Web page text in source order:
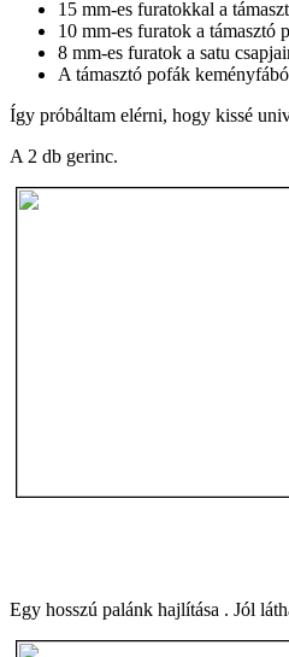
15 mm-es furatokkal a
10 mm-es furatok a támasztó
8 mm-es furatok a satu
A támasztó pofák
Így próbáltam elérni, hogy kissé
A 2 db gerinc.
Egy hosszú palánk hajlítása . Jól